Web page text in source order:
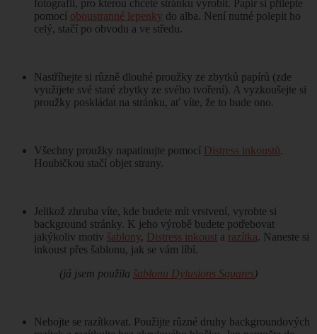
fotografii, pro kterou chcete stránku vyrobit. Papír si přilepte
pomocí oboustranné lepenky do alba. Není nutné polepit ho
celý, stačí po obvodu a ve středu.
Nastříhejte si různě dlouhé proužky ze zbytků papírů (zde
využijete své staré zbytky ze svého tvoření). A vyzkoušejte si
proužky poskládat na stránku, ať víte, že to bude ono.
Všechny proužky napatinujte pomocí Distress inkoustů.
Houbičkou stačí objet strany.
Jelikož zhruba víte, kde budete mít vrstvení, vyrobte si
background stránky. K jeho výrobě budete potřebovat
jakýkoliv motiv šablony, Distress inkoust a razítka. Naneste si
inkoust přes šablonu, jak se vám líbí.
(já jsem použila šablonu Dylusions Squares )
Nebojte se razítkovat. Použijte různé druhy backgroundových